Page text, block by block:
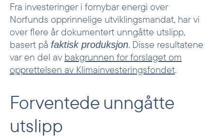
Fra investeringer i fornybar energi over
Norfunds opprinnelige utviklingsmandat, har vi
over flere år dokumentert unngåtte utslipp,
basert på faktisk produksjon. Disse resultatene
var en del av bakgrunnen for forslaget om
opprettelsen av Klimainvesteringsfondet.
Forventede unngåtte
utslipp